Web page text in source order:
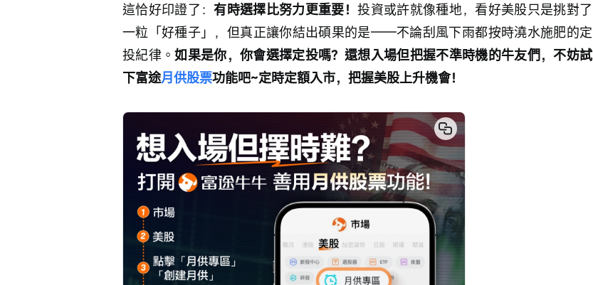
這恰好印證了：有時選擇比努力更重要！投資或許就像種地，看好美股只是挑對了
一粒「好種子」，但真正讓你結出碩果的是——不論刮風下雨都按時澆水施肥的定
投紀律。如果是你，你會選擇定投嗎？還想入場但把握不準時機的牛友們，不妨試
下富途月供股票功能吧~定時定額入市，把握美股上升機會！